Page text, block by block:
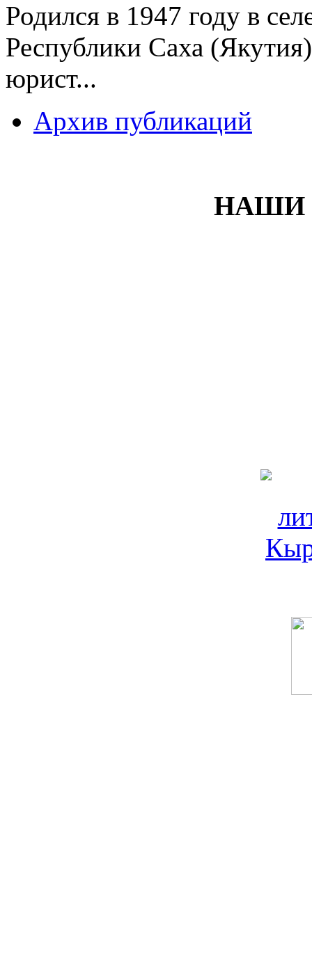
Родился в 1947 году в
Республики Саха
юрист...
Архив публикаций
НАШИ